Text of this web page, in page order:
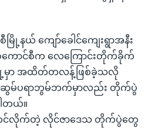
ြို့နယ် ကျော်ခေါင်ကျေးရွာအနီး
ကောင်စီက လေကြောင်းတိုက်ခိုက်
ြို့မှာ အထိတ်တလန့်ဖြစ်ခဲ့သလို
း ဆွမ်ပရာဘွမ်ဘက်မှာလည်း တိုက်ပွဲ
တယ်။
င်လိုက်တဲ့ လိုင်ဇာဒေသ တိုက်ပွဲတွေ